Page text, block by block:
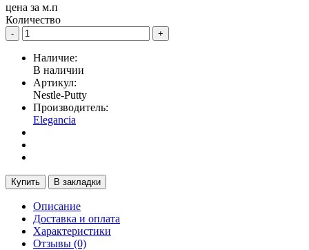
цена за м.п
Количество
- +
Наличие:
В наличии
Артикул:
Nestle-Putty
Производитель:
Elegancia
Купить В закладки
Описание
Доставка и оплата
Характеристики
Отзывы (0)